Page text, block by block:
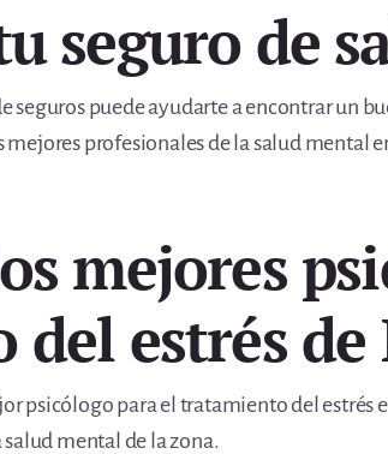
seguro de
seguros puede ayudarte a encontrar un
mejores profesionales de la salud mental
mejores
estrés de
psicólogo para el tratamiento del estrés
mental de la zona.